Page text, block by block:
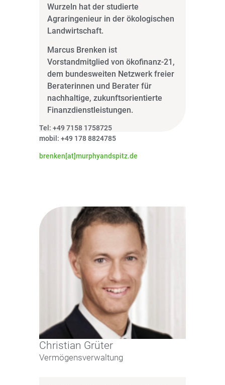
Wurzeln hat der studierte
Agraringenieur in der ökologischen
Landwirtschaft.
Marcus Brenken ist
Vorstandmitglied von ökofinanz-21,
dem bundesweiten Netzwerk freier
Beraterinnen und Berater für
nachhaltige, zukunftsorientierte
Finanzdienstleistungen.
Tel: +49 7158 1758725
mobil: +49 178 8824785
brenken[at]murphyandspitz.de
Christian Grüter
Vermögensverwaltung